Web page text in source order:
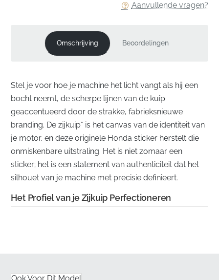
Aanvullende vragen?
Omschrijving Beoordelingen
Stel je voor hoe je machine het licht vangt als hij een
bocht neemt, de scherpe lijnen van de kuip
geaccentueerd door de strakke, fabrieksnieuwe
branding. De zijkuip* is het canvas van de identiteit van
je motor, en deze originele Honda sticker herstelt die
onmiskenbare uitstraling. Het is niet zomaar een
sticker; het is een statement van authenticiteit dat het
silhouet van je machine met precisie definieert.
Het Profiel van je Zijkuip Perfectioneren